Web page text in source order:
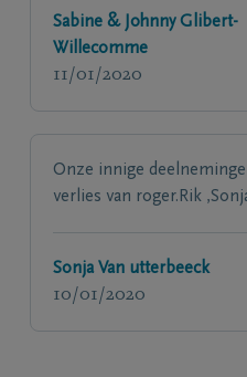
Sabine & Johnny Glibert-
Willecomme
11/01/2020
Onze innige
verlies van roger.Rik
Sonja Van utterbeeck
10/01/2020